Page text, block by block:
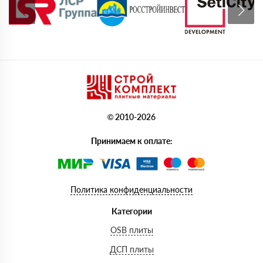
© 2010-2026
Принимаем к оплате:
Политика конфиденциальности
Категории
OSB плиты
ДСП плиты